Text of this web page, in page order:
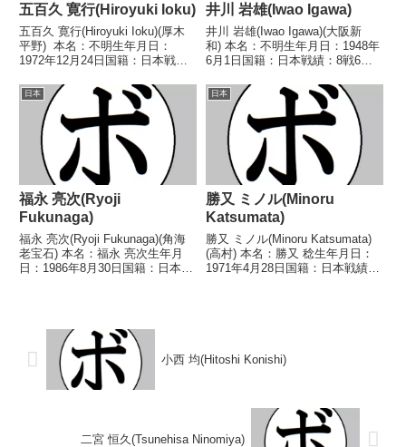
五百久 寛行(Hiroyuki Ioku)
五百久 寛行(Hiroyuki Ioku)(厚木
平野) 本名：不明生年月日：
1972年12月24日国籍：日本戦
イトル】なし 【戦歴】
1997/10/03 △4R判定 (採点不
明) 阿部 広志(MI花...
井川 岩雄(Iwao Igawa)
井川 岩雄(Iwao Igawa)(大阪新
和) 本名：不明生年月日：1948年
6月1日国籍：日本戦績：8戦6勝
年度西日本スーパーフェザー級新
人王 【戦歴】1968/04/24
○1RKO 峠 栄(中平...
日本
福永 亮次(Ryoji
Fukunaga)
福永 亮次(Ryoji Fukunaga)(角海
老宝石) 本名：福永 亮次生年月
日：1986年8月30日国籍：日本戦
スーパーフライ級王座第...
日本
勝又 ミノル(Minoru
Katsumata)
勝又 ミノル(Minoru Katsumata)
(高村) 本名：勝又 稔生年月日：
1971年4月28日国籍：日本戦績：
小西 均(Hitoshi Konishi)
二宮 恒久(Tsunehisa Ninomiya)